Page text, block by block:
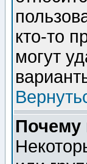
кто-то
могут